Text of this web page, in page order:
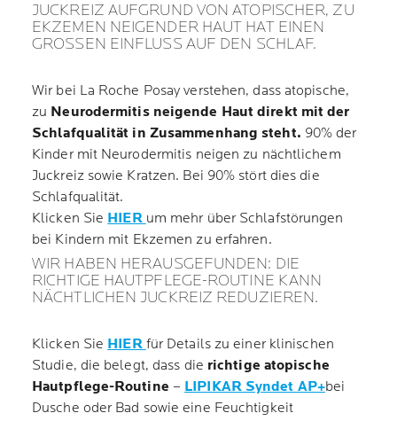
JUCKREIZ AUFGRUND VON ATOPISCHER, ZU
EKZEMEN NEIGENDER HAUT HAT EINEN
GROSSEN EINFLUSS AUF DEN SCHLAF.
Wir bei La Roche Posay verstehen, dass atopische,
zu Neurodermitis neigende Haut direkt mit der
Schlafqualität in Zusammenhang steht. 90% der
Kinder mit Neurodermitis neigen zu nächtlichem
Juckreiz sowie Kratzen. Bei 90% stört dies die
Schlafqualität.
Klicken Sie HIER um mehr über Schlafstörungen
bei Kindern mit Ekzemen zu erfahren.
WIR HABEN HERAUSGEFUNDEN: DIE
RICHTIGE HAUTPFLEGE-ROUTINE KANN
NÄCHTLICHEN JUCKREIZ REDUZIEREN.
Klicken Sie HIER für Details zu einer klinischen
Studie, die belegt, dass die richtige atopische
Hautpflege-Routine – LIPIKAR Syndet AP+bei
Dusche oder Bad sowie eine Feuchtigkeit